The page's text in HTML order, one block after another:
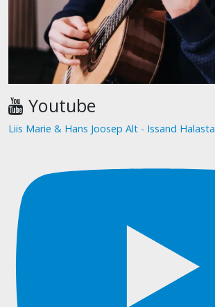
Youtube
Liis Marie & Hans Joosep Alt - Issand Halasta